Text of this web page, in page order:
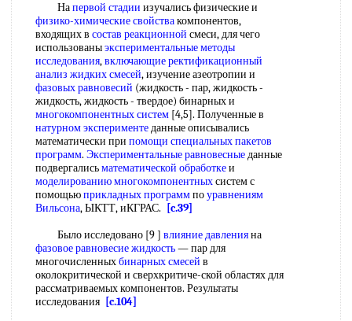
Напервой стадии изучались физические и
физико-химические свойствакомпонентов,
входящих в состав реакционной смеси, для чего
использованыэкспериментальные методы
исследования,включающиеректификационный
анализ жидких смесей, изучение азеотропии и
фазовых равновесий (жидкость - пар, жидкость -
жидкость, жидкость - твердое) бинарных и
многокомпонентных систем [4,5]. Полученные в
натурном экспериментеданные описывались
математически при помощи специальныхпакетов
программ. Экспериментальные равновесныеданные
подвергалисьматематической обработкеи
моделированию многокомпонентныхсистем с
помощьюприкладных программпоуравнениям
Вильсона, ЫКТТ, иКГРАС.
[c.39]
Было исследовано [9 ] влияние давленияна
фазовое равновесие жидкость— пар для
многочисленныхбинарных смесей в
околокритической и сверхкритиче-ской областях для
рассматриваемых компонентов. Результаты
исследования [c.104]